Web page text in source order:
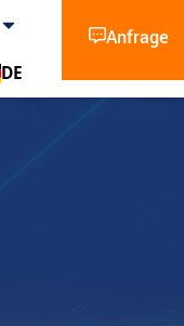
DE
Anfrage